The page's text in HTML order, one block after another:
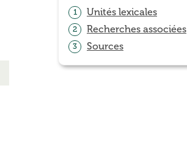
1 Unités lexicales
2 Recherches associées
3 Sources